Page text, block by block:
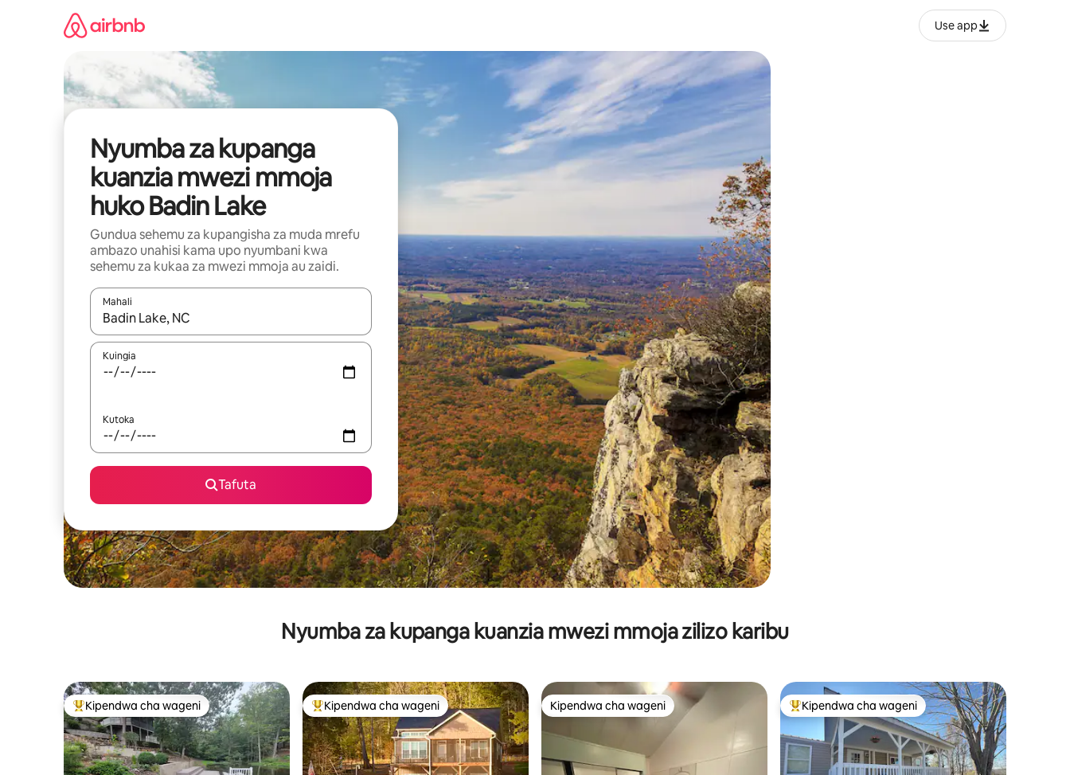
Use app
Nyumba za kupanga
kuanzia mwezi mmoja
huko Badin Lake
Gundua sehemu za kupangisha za muda mrefu
ambazo unahisi kama upo nyumbani kwa
sehemu za kukaa za mwezi mmoja au zaidi.
Mahali
Wakati matokeo yanapatikana, vinjari kwa kutumia vitufe vya vishale vya juu na chini au uchunguze kwa kugusa au kutelezesha kidole kwenye ishara.
Kuingia
Kutoka
Tafuta
Nyumba za kupanga kuanzia mwezi mmoja zilizo karibu
Kipendwa maarufu cha wageni
Kipendwa cha wageni Kipendwa maarufu cha wageni
Kipendwa cha wageni Kipendwa cha wageni
Kipendwa cha wageni Kipendwa maarufu cha wageni
Kipendwa cha wageni